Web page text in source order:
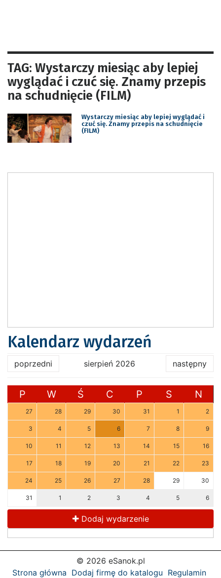
TAG: Wystarczy miesiąc aby lepiej
wyglądać i czuć się. Znamy przepis
na schudnięcie (FILM)
Wystarczy miesiąc aby lepiej wyglądać i
czuć się. Znamy przepis na schudnięcie
(FILM)
Kalendarz wydarzeń
poprzedni sierpień 2026 następny
P W Ś C P S N
27 28 29 30 31 1 2
3 4 5 6 7 8 9
10 11 12 13 14 15 16
17 18 19 20 21 22 23
24 25 26 27 28 29 30
31 1 2 3 4 5 6
Dodaj wydarzenie
© 2026 eSanok.pl
Strona główna Dodaj firmę do katalogu Regulamin